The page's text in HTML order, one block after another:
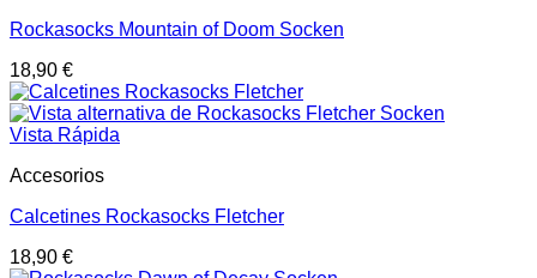
Rockasocks Mountain of Doom Socken
18,90 €
Vista Rápida
Accesorios
Calcetines Rockasocks Fletcher
18,90 €